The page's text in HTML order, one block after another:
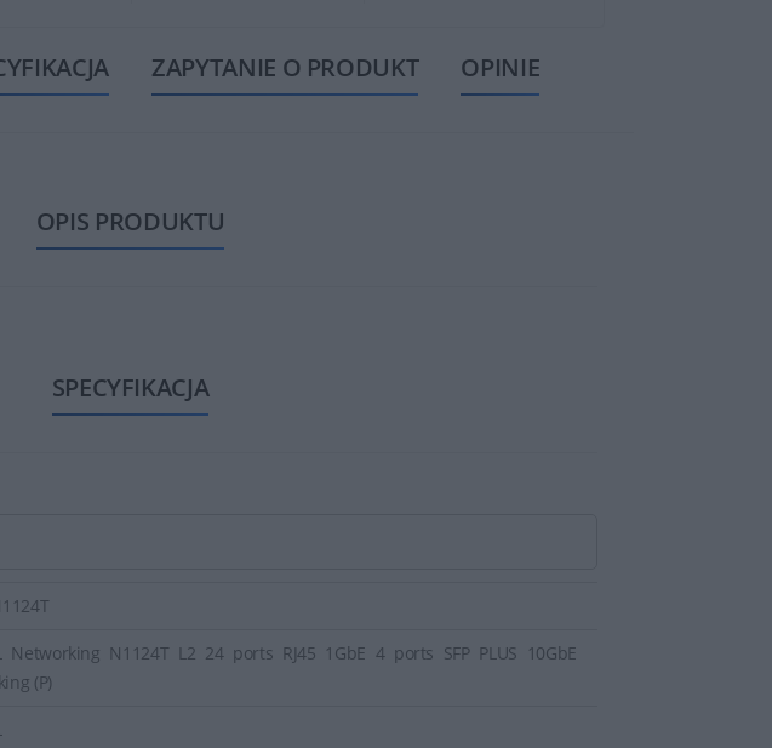
ZAPYTANIE O PRODUKT OPINIE
OPIS PRODUKTU
SPECYFIKACJA
Networking N1124T L2 24 ports RJ45 1GbE 4 ports SFP PLUS 10GbE
(P)